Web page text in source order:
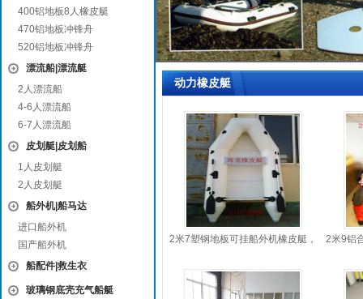
400铝地板8人橡皮艇
470铝地板冲锋舟
520铝地板冲锋舟
漂流船|漂流艇
2人漂流船
4-6人漂流船
6-7人漂流船
皮划艇|皮划船
1人皮划艇
2人皮划艇
船外机|船马达
进口船外机
国产船外机
船配件|救生衣
玻璃钢底壳充气船艇
动力橡皮艇
2米7塑钢地板可挂船外机橡皮艇，
2米9铝